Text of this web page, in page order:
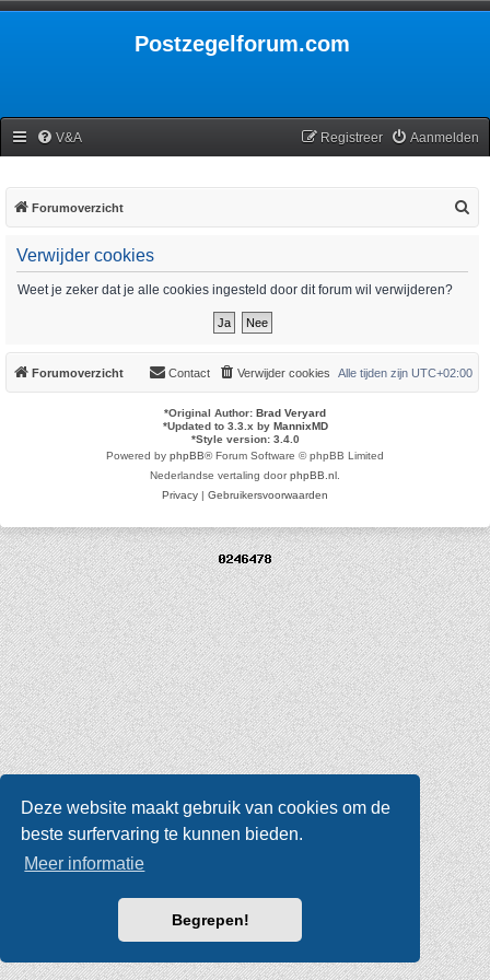
Deze website maakt gebruik van cookies om de
beste surfervaring te kunnen bieden.
Meer informatie
Begrepen!
Postzegelforum.com
V&A Aanmelden
Registreer
Forumoverzicht
Verwijder cookies
Weet je zeker dat je alle cookies ingesteld door dit forum wil verwijderen?
Forumoverzicht Alle tijden zijn UTC+02:00
Verwijder cookies
Contact
*Original Author: Brad Veryard
*Updated to 3.3.x by MannixMD
*Style version: 3.4.0
Powered by phpBB® Forum Software © phpBB Limited
Nederlandse vertaling doorphpBB.nl
Privacy | Gebruikersvoorwaarden